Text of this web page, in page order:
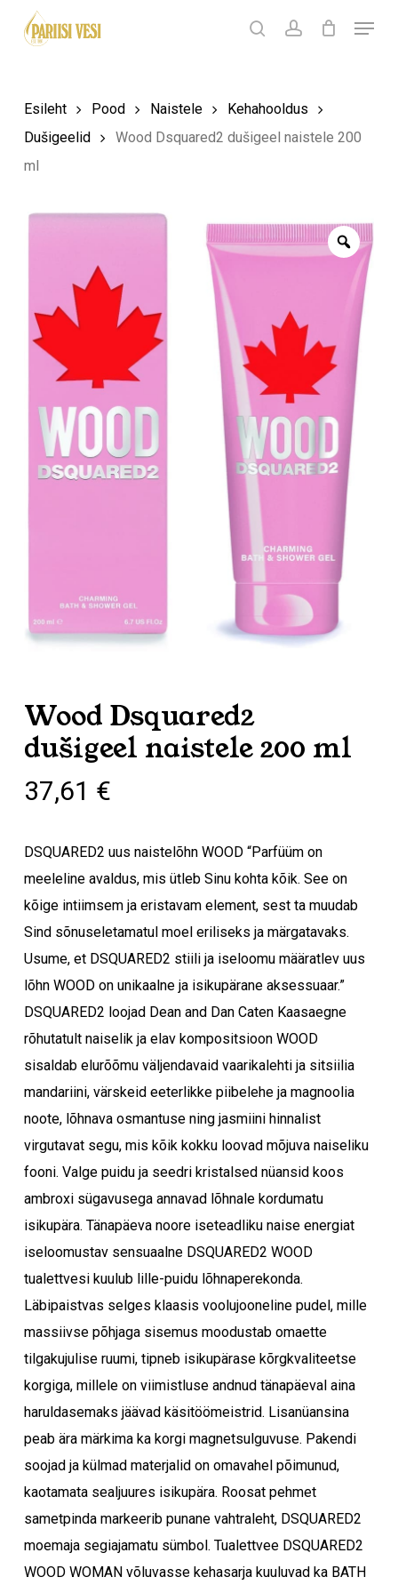
Products
search
searchaccount
Menu
Ostukorv
Esileht Pood Naistele
Kehahooldus
Dušigeelid
Wood Dsquared2 dušigeel naistele 200
ml
Zoom
Wood Dsquared2
dušigeel naistele 200 ml
37,61 €
DSQUARED2 uus naistelõhn WOOD “Parfüüm on
meeleline avaldus, mis ütleb Sinu kohta kõik. See on
kõige intiimsem ja eristavam element, sest ta muudab
Sind sõnuseletamatul moel eriliseks ja märgatavaks.
Usume, et DSQUARED2 stiili ja iseloomu määratlev uus
lõhn WOOD on unikaalne ja isikupärane aksessuaar.”
DSQUARED2 loojad Dean and Dan Caten Kaasaegne
rõhutatult naiselik ja elav kompositsioon WOOD
sisaldab elurõõmu väljendavaid vaarikalehti ja sitsiilia
mandariini, värskeid eeterlikke piibelehe ja magnoolia
noote, lõhnava osmantuse ning jasmiini hinnalist
virgutavat segu, mis kõik kokku loovad mõjuva naiseliku
fooni. Valge puidu ja seedri kristalsed nüansid koos
ambroxi sügavusega annavad lõhnale kordumatu
isikupära. Tänapäeva noore iseteadliku naise energiat
iseloomustav sensuaalne DSQUARED2 WOOD
tualettvesi kuulub lille-puidu lõhnaperekonda.
Läbipaistvas selges klaasis voolujooneline pudel, mille
massiivse põhjaga sisemus moodustab omaette
tilgakujulise ruumi, tipneb isikupärase kõrgkvaliteetse
korgiga, millele on viimistluse andnud tänapäeval aina
haruldasemaks jäävad käsitöömeistrid. Lisanüansina
peab ära märkima ka korgi magnetsulguvuse. Pakendi
soojad ja külmad materjalid on omavahel põimunud,
kaotamata sealjuures isikupära. Roosat pehmet
sametpinda markeerib punane vahtraleht, DSQUARED2
moemaja segiajamatu sümbol. Tualettvee DSQUARED2
WOOD WOMAN võluvasse kehasarja kuuluvad ka BATH